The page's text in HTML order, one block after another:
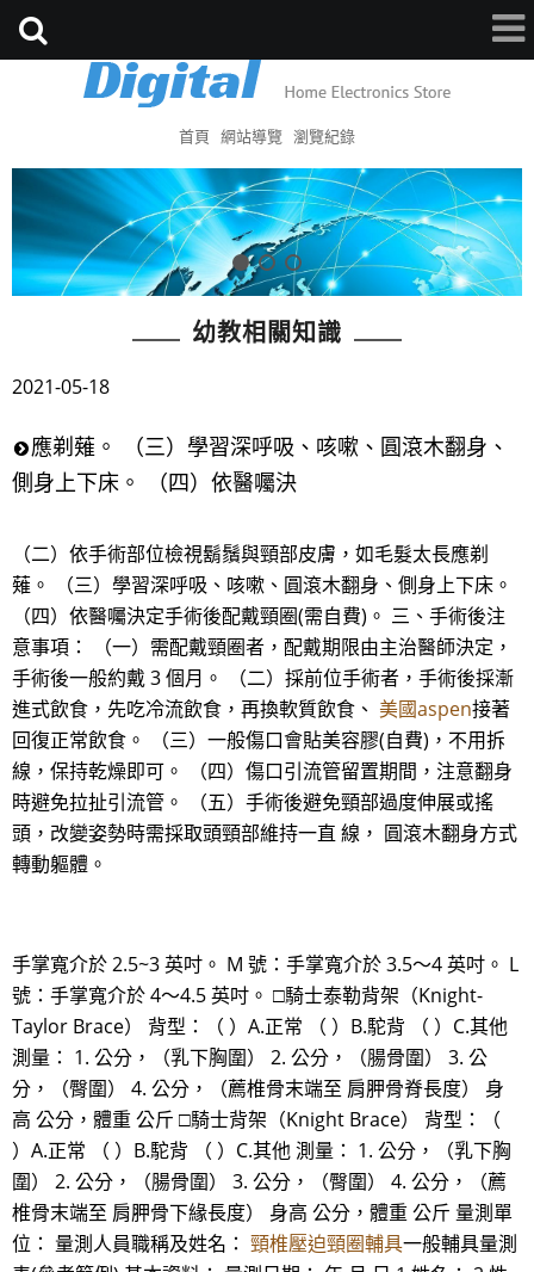
首頁 網站導覽 瀏覽紀錄
幼教相關知識
2021-05-18
應剃薙。 （三）學習深呼吸、咳嗽、圓滾木翻身、
側身上下床。 （四）依醫囑決
（二）依手術部位檢視鬍鬚與頸部皮膚，如毛髮太長應剃
薙。 （三）學習深呼吸、咳嗽、圓滾木翻身、側身上下床。
（四）依醫囑決定手術後配戴頸圈(需自費)。 三、手術後注
意事項： （一）需配戴頸圈者，配戴期限由主治醫師決定，
手術後一般約戴 3 個月。 （二）採前位手術者，手術後採漸
進式飲食，先吃冷流飲食，再換軟質飲食、 美國aspen接著
回復正常飲食。 （三）一般傷口會貼美容膠(自費)，不用拆
線，保持乾燥即可。 （四）傷口引流管留置期間，注意翻身
時避免拉扯引流管。 （五）手術後避免頸部過度伸展或搖
頭，改變姿勢時需採取頭頸部維持一直 線， 圓滾木翻身方式
轉動軀體。
手掌寬介於 2.5~3 英吋。 M 號：手掌寬介於 3.5～4 英吋。 L
號：手掌寬介於 4～4.5 英吋。 □騎士泰勒背架（Knight-
Taylor Brace） 背型：（ ）A.正常 （ ）B.駝背 （ ）C.其他
測量： 1. 公分，（乳下胸圍） 2. 公分，（腸骨圍） 3. 公
分，（臀圍） 4. 公分，（薦椎骨末端至 肩胛骨脊長度） 身
高 公分，體重 公斤 □騎士背架（Knight Brace） 背型：（
）A.正常 （ ）B.駝背 （ ）C.其他 測量： 1. 公分，（乳下胸
圍） 2. 公分，（腸骨圍） 3. 公分，（臀圍） 4. 公分，（薦
椎骨末端至 肩胛骨下緣長度） 身高 公分，體重 公斤 量測單
位： 量測人員職稱及姓名： 頸椎壓迫頸圈輔具一般輔具量測